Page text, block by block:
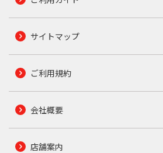
サイトマップ
ご利用規約
会社概要
店舗案内